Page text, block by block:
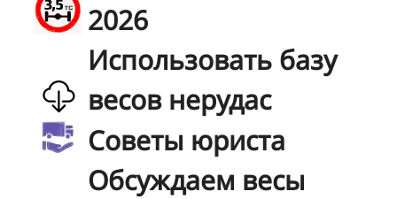
2026
Использовать базу
весов нерудас
Советы юриста
Обсуждаем весы